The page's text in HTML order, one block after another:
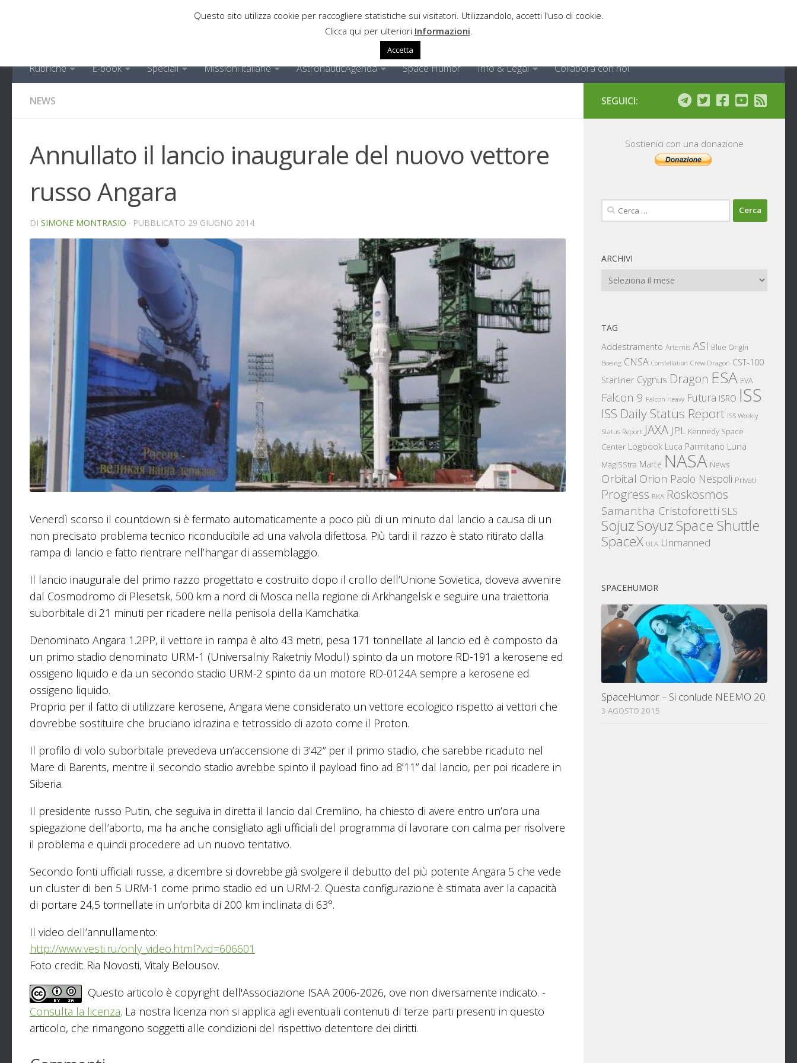
Rubriche E-book Speciali Missioni italiane AstronauticAgenda Space Humor Info & Legal Collabora con noi
NEWS
Annullato il lancio inaugurale del nuovo vettore
russo Angara
DI SIMONE MONTRASIO · PUBBLICATO 29 GIUGNO 2014
Venerdì scorso il countdown si è fermato automaticamente a poco più di un minuto dal lancio a causa di un
non precisato problema tecnico riconducibile ad una valvola difettosa. Più tardi il razzo è stato ritirato dalla
rampa di lancio e fatto rientrare nell’hangar di assemblaggio.
Il lancio inaugurale del primo razzo progettato e costruito dopo il crollo dell’Unione Sovietica, doveva avvenire
dal Cosmodromo di Plesetsk, 500 km a nord di Mosca nella regione di Arkhangelsk e seguire una traiettoria
suborbitale di 21 minuti per ricadere nella penisola della Kamchatka.
Denominato Angara 1.2PP, il vettore in rampa è alto 43 metri, pesa 171 tonnellate al lancio ed è composto da
un primo stadio denominato URM-1 (Universalniy Raketniy Modul) spinto da un motore RD-191 a kerosene ed
ossigeno liquido e da un secondo stadio URM-2 spinto da un motore RD-0124A sempre a kerosene ed
ossigeno liquido.
Proprio per il fatto di utilizzare kerosene, Angara viene considerato un vettore ecologico rispetto ai vettori che
dovrebbe sostituire che bruciano idrazina e tetrossido di azoto come il Proton.
Il profilo di volo suborbitale prevedeva un’accensione di 3’42” per il primo stadio, che sarebbe ricaduto nel
Mare di Barents, mentre il secondo stadio avrebbe spinto il payload fino ad 8’11” dal lancio, per poi ricadere in
Siberia.
Il presidente russo Putin, che seguiva in diretta il lancio dal Cremlino, ha chiesto di avere entro un’ora una
spiegazione dell’aborto, ma ha anche consigliato agli ufficiali del programma di lavorare con calma per risolvere
il problema e quindi procedere ad un nuovo tentativo.
Secondo fonti ufficiali russe, a dicembre si dovrebbe già svolgere il debutto del più potente Angara 5 che vede
un cluster di ben 5 URM-1 come primo stadio ed un URM-2. Questa configurazione è stimata aver la capacità
di portare 24,5 tonnellate in un’orbita di 200 km inclinata di 63°.
Il video dell’annullamento:
http://www.vesti.ru/only_video.html?vid=606601
Foto credit: Ria Novosti, Vitaly Belousov.
Questo articolo è copyright dell'Associazione ISAA 2006-2026, ove non diversamente indicato. -
Consulta la licenza. La nostra licenza non si applica agli eventuali contenuti di terze parti presenti in questo
articolo, che rimangono soggetti alle condizioni del rispettivo detentore dei diritti.
SEGUICI:
Sostienici con una donazione
Ricerca
per:
ARCHIVI
Archivi
TAG
Addestramento Artemis ASI Blue Origin
Boeing CNSA Constellation Crew Dragon CST-100
Starliner Cygnus Dragon ESA EVA
Falcon 9 Falcon Heavy Futura ISRO ISS
ISS Daily Status Report ISS Weekly
Status Report JAXA JPL Kennedy Space
Center Logbook Luca Parmitano Luna
MagISStra Marte NASA News
Orbital Orion Paolo Nespoli Privati
Progress RKA Roskosmos
Samantha Cristoforetti SLS
SojuzSoyuzSpace Shuttle
SpaceX ULA Unmanned
SPACEHUMOR
SpaceHumor – Si conlude NEEMO 20
3 AGOSTO 2015
Questo sito utilizza cookie per raccogliere statistiche sui visitatori. Utilizzandolo, accetti l'uso di cookie.
Clicca qui per ulteriori Informazioni
Accetta